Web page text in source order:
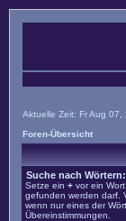
Aktuelle Zeit: Fr Aug 07,
Foren-Übersicht
Suche nach Wörtern:
Setze ein + vor ein
gefunden werden darf.
wenn nur eines der
Übereinstimmungen.